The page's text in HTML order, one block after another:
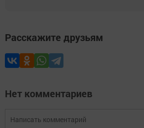
Расскажите друзьям
Нет комментариев